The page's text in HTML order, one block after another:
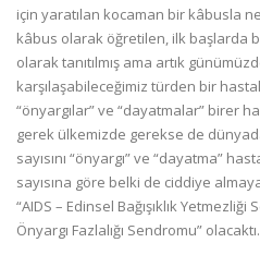
için yaratılan kocaman bir kâbusla
kâbus olarak öğretilen, ilk başlarda
olarak tanıtılmış ama artık
karşılaşabileceğimiz türden bir
“önyargılar” ve “dayatmalar” birer
gerek ülkemizde gerekse de
sayısını “önyargı” ve “dayatma”
sayısına göre belki de ciddiye
“AIDS – Edinsel Bağışıklık
Önyargı Fazlalığı Sendromu” olacaktı.